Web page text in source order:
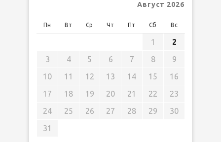
Август 2026
Пн Вт Ср Чт Пт Сб Вс
1
2
3
4 5 6 7 8
9
10
11 12 13 14 15
16
17
18 19 20 21 22
23
24
25 26 27 28 29
30
31